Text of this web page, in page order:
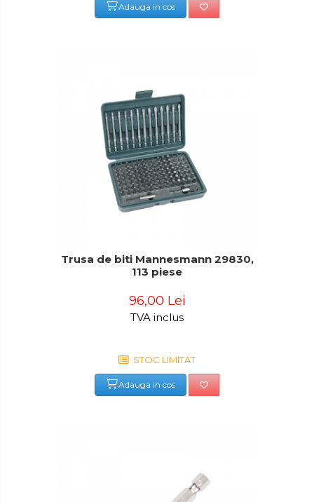
Adauga in cos
Trusa de biti Mannesmann 29830,
113 piese
96,00 Lei
TVA inclus
STOC LIMITAT
Adauga in cos